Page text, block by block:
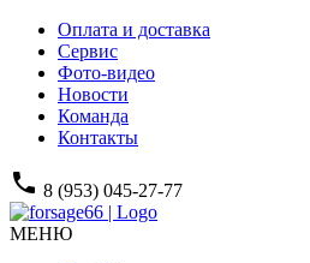
Оплата и доставка
Сервис
Фото-видео
Новости
Команда
Контакты
phone 8 (953) 045-27-77
МЕНЮ